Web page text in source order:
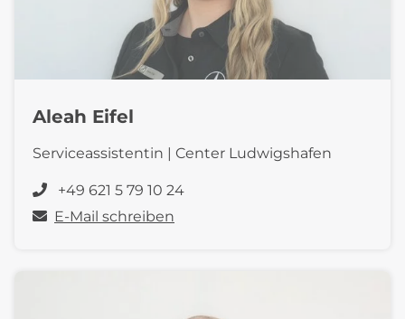
Aleah Eifel
Serviceassistentin | Center Ludwigshafen
+49 621 5 79 10 24
E-Mail schreiben